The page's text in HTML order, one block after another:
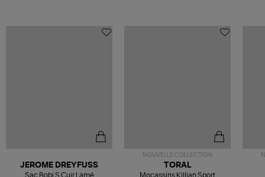
JEROME DREYFUSS
Sac Bobi S Cuir Lamé
NOUVELLE COLLECTION
TORAL
Mocassins Killian Sport